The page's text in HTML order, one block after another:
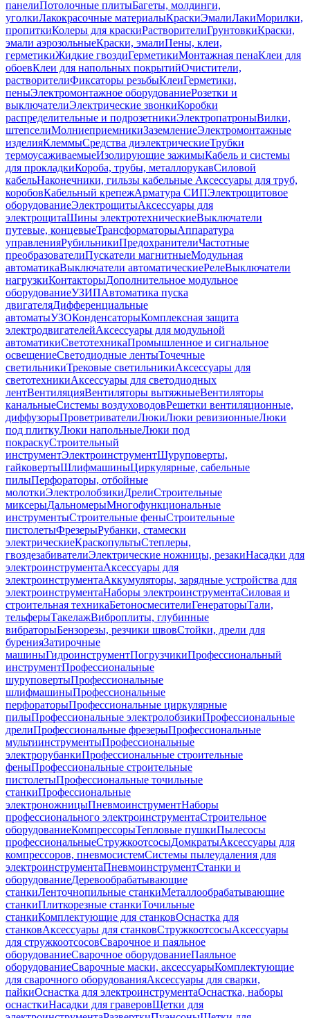
панелиПотолочные плитыБагеты, молдинги,
уголкиЛакокрасочные материалыКраскиЭмалиЛакиМорилки,
пропиткиКолеры для краскиРастворителиГрунтовкиКраски,
эмали аэрозольныеКраски, эмалиПены, клеи,
герметикиЖидкие гвоздиГерметикиМонтажная пенаКлеи для
обоевКлеи для напольных покрытийОчистители,
растворителиФиксаторы резьбыКлеиГерметики,
пеныЭлектромонтажное оборудованиеРозетки и
выключателиЭлектрические звонкиКоробки
распределительные и подрозетникиЭлектропатроныВилки,
штепселиМолниеприемникиЗаземлениеЭлектромонтажные
изделияКлеммыСредства диэлектрическиеТрубки
термоусаживаемыеИзолирующие зажимыКабель и системы
для прокладкиКороба, трубы, металлорукавСиловой
кабельНаконечники, гильзы кабельные Аксессуары для труб,
коробовКабельный крепежАрматура СИПЭлектрощитовое
оборудованиеЭлектрощитыАксессуары для
электрощитаШины электротехническиеВыключатели
путевые, концевыеТрансформаторыАппаратура
управленияРубильникиПредохранителиЧастотные
преобразователиПускатели магнитныеМодульная
автоматикаВыключатели автоматическиеРелеВыключатели
нагрузкиКонтакторыДополнительное модульное
оборудованиеУЗИПАвтоматика пуска
двигателяДифференциальные
автоматыУЗОКонденсаторыКомплексная защита
электродвигателейАксессуары для модульной
автоматикиСветотехникаПромышленное и сигнальное
освещениеСветодиодные лентыТочечные
светильникиТрековые светильникиАксессуары для
светотехникиАксессуары для светодиодных
лентВентиляцияВентиляторы вытяжныеВентиляторы
канальныеСистемы воздуховодовРешетки вентиляционные,
диффузорыПроветривателиЛюкиЛюки ревизионныеЛюки
под плиткуЛюки напольныеЛюки под
покраскуСтроительный
инструментЭлектроинструментШуруповерты,
гайковертыШлифмашиныЦиркулярные, сабельные
пилыПерфораторы, отбойные
молоткиЭлектролобзикиДрелиСтроительные
миксерыДальномерыМногофункциональные
инструментыСтроительные феныСтроительные
пистолетыФрезерыРубанки, стамески
электрическиеКраскопультыСтеплеры,
гвоздезабивателиЭлектрические ножницы, резакиНасадки для
электроинструментаАксессуары для
электроинструментаАккумуляторы, зарядные устройства для
электроинструментаНаборы электроинструментаСиловая и
строительная техникаБетоносмесителиГенераторыТали,
тельферыТакелажВиброплиты, глубинные
вибраторыБензорезы, резчики швовСтойки, дрели для
буренияЗатирочные
машиныГидроинструментПогрузчикиПрофессиональный
инструментПрофессиональные
шуруповертыПрофессиональные
шлифмашиныПрофессиональные
перфораторыПрофессиональные циркулярные
пилыПрофессиональные электролобзикиПрофессиональные
дрелиПрофессиональные фрезерыПрофессиональные
мультиинструментыПрофессиональные
электрорубанкиПрофессиональные строительные
феныПрофессиональные строительные
пистолетыПрофессиональные точильные
станкиПрофессиональные
электроножницыПневмоинструментНаборы
профессионального электроинструментаСтроительное
оборудованиеКомпрессорыТепловые пушкиПылесосы
профессиональныеСтружкоотсосыДомкратыАксессуары для
компрессоров, пневмосистемСистемы пылеудаления для
электроинструментаПневмоинструментСтанки и
оборудованиеДеревообрабатывающие
станкиЛенточнопильные станкиМеталлообрабатывающие
станкиПлиткорезные станкиТочильные
станкиКомплектующие для станковОснастка для
станковАксессуары для станковСтружкоотсосыАксессуары
для стружкоотсосовСварочное и паяльное
оборудованиеСварочное оборудованиеПаяльное
оборудованиеСварочные маски, аксессуарыКомплектующие
для сварочного оборудованияАксессуары для сварки,
пайкиОснастка для электроинструментаОснастка, наборы
оснасткиНасадки для граверовЩетки для